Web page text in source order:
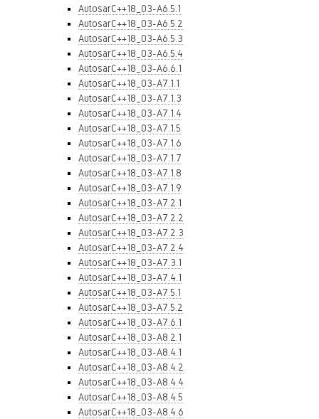
AutosarC++18_03-A6.5.1
AutosarC++18_03-A6.5.2
AutosarC++18_03-A6.5.3
AutosarC++18_03-A6.5.4
AutosarC++18_03-A6.6.1
AutosarC++18_03-A7.1.1
AutosarC++18_03-A7.1.3
AutosarC++18_03-A7.1.4
AutosarC++18_03-A7.1.5
AutosarC++18_03-A7.1.6
AutosarC++18_03-A7.1.7
AutosarC++18_03-A7.1.8
AutosarC++18_03-A7.1.9
AutosarC++18_03-A7.2.1
AutosarC++18_03-A7.2.2
AutosarC++18_03-A7.2.3
AutosarC++18_03-A7.2.4
AutosarC++18_03-A7.3.1
AutosarC++18_03-A7.4.1
AutosarC++18_03-A7.5.1
AutosarC++18_03-A7.5.2
AutosarC++18_03-A7.6.1
AutosarC++18_03-A8.2.1
AutosarC++18_03-A8.4.1
AutosarC++18_03-A8.4.2
AutosarC++18_03-A8.4.4
AutosarC++18_03-A8.4.5
AutosarC++18_03-A8.4.6